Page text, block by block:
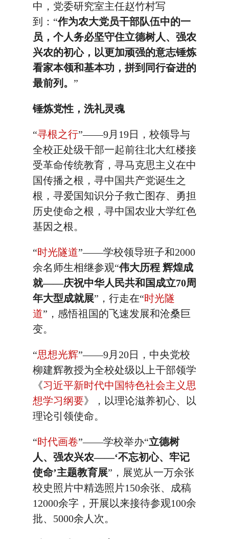
中，党委研究室主任赵竹村写
到：“作为农大党员干部队伍中的一
员，个人务必坚守住立德树人、强农
兴农的初心，以更加顽强的意志锤炼
看家本领和基本功，拼到同行奋进的
最前列。 ”
锤炼党性，洗礼灵魂
“寻根之行”——9月19日，校领导与
全校正处级干部一起前往北大红楼接
受革命传统教育，寻马克思主义在中
国传播之根，寻中国共产党诞生之
根，寻爱国知识分子救亡图存、勇担
历史使命之根，寻中国农业大学红色
基因之根。
“时光隧道”——学校领导班子和2000
余名师生相继参观“伟大历程 辉煌成
就——庆祝中华人民共和国成立70周
年大型成就展”，行走在“时光隧
道”，感悟祖国的飞速发展和沧桑巨
变。
“思想光辉”——9月20日，中央党校
柳建辉教授为全校处级以上干部领学
《习近平新时代中国特色社会主义思
想学习纲要》，以理论滋养初心、以
理论引领使命。
“时代画卷”——学校举办“立德树
人、强农兴农——‘不忘初心、牢记
使命’主题教育展”，展览从一万余张
校史照片中精选照片150余张、成稿
12000余字，开展以来接待参观100余
批、5000余人次。